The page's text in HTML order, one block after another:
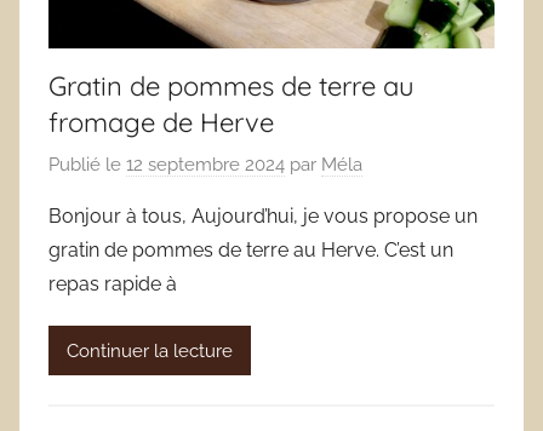
Gratin de pommes de terre au
fromage de Herve
Publié le 12 septembre 2024 par Méla
Bonjour à tous, Aujourd’hui, je vous propose un
gratin de pommes de terre au Herve. C’est un
repas rapide à
Continuer la lecture